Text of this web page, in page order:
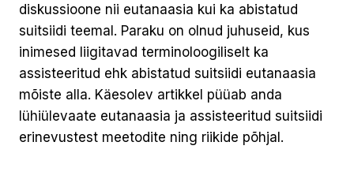
diskussioone nii eutanaasia kui ka abistatud
suitsiidi teemal. Paraku on olnud juhuseid, kus
inimesed liigitavad terminoloogiliselt ka
assisteeritud ehk abistatud suitsiidi eutanaasia
mõiste alla. Käesolev artikkel püüab anda
lühiülevaate eutanaasia ja assisteeritud suitsiidi
erinevustest meetodite ning riikide põhjal.